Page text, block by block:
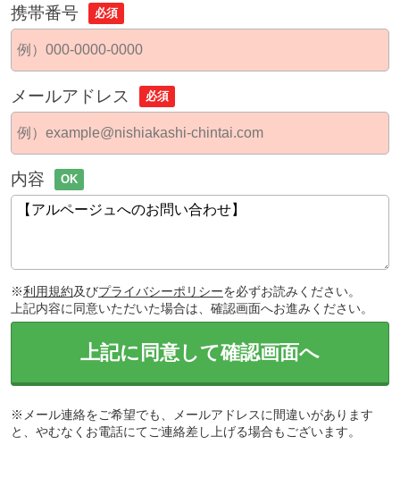
携帯番号 必須
メールアドレス 必須
内容 OK
※利用規約及びプライバシーポリシーを必ずお読みください。
上記内容に同意いただいた場合は、確認画面へお進みください。
上記に同意して確認画面へ
※メール連絡をご希望でも、メールアドレスに間違いがあります
と、やむなくお電話にてご連絡差し上げる場合もございます。